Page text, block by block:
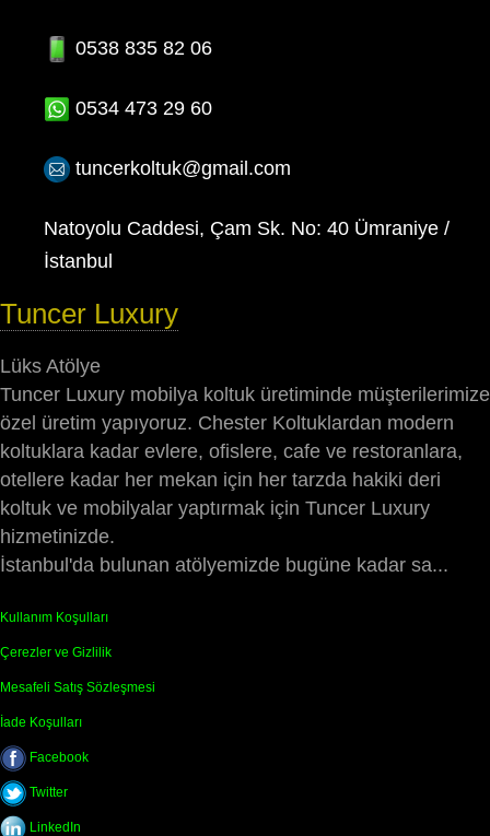
0538 835 82 06
0534 473 29 60
tuncerkoltuk@gmail.com
Natoyolu Caddesi, Çam Sk. No: 40 Ümraniye /
İstanbul
Tuncer Luxury
Lüks Atölye
Tuncer Luxury mobilya koltuk üretiminde müşterilerimize
özel üretim yapıyoruz. Chester Koltuklardan modern
koltuklara kadar evlere, ofislere, cafe ve restoranlara,
otellere kadar her mekan için her tarzda hakiki deri
koltuk ve mobilyalar yaptırmak için Tuncer Luxury
hizmetinizde.
İstanbul'da bulunan atölyemizde bugüne kadar sa...
Kullanım Koşulları
Çerezler ve Gizlilik
Mesafeli Satış Sözleşmesi
İade Koşulları
Facebook
Twitter
LinkedIn